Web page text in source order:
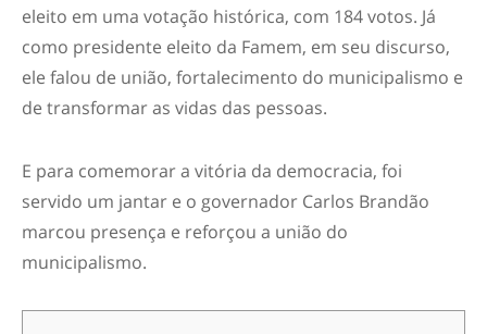
eleito em uma votação histórica, com 184 votos. Já
como presidente eleito da Famem, em seu discurso,
ele falou de união, fortalecimento do municipalismo e
de transformar as vidas das pessoas.
E para comemorar a vitória da democracia, foi
servido um jantar e o governador Carlos Brandão
marcou presença e reforçou a união do
municipalismo.